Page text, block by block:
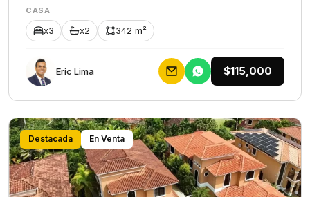
CASA
x3 x2 342 m²
Eric Lima $115,000
Destacada En Venta